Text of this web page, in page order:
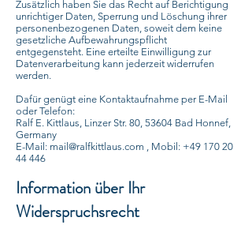
Zusätzlich haben Sie das Recht auf Berichtigung
unrichtiger Daten, Sperrung und Löschung ihrer
personenbezogenen Daten, soweit dem keine
gesetzliche Aufbewahrungspflicht
entgegensteht. Eine erteilte Einwilligung zur
Datenverarbeitung kann jederzeit widerrufen
werden.
Dafür genügt eine Kontaktaufnahme per E-Mail
oder Telefon:
Ralf E. Kittlaus, Linzer Str. 80, 53604 Bad Honnef,
Germany
E-Mail: mail@ralfkittlaus.com , Mobil: +49 170 20
44 446
Information über Ihr
Widerspruchsrecht